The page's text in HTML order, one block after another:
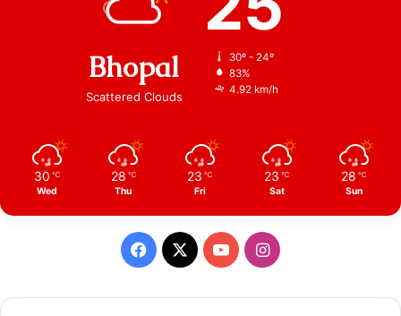
Bhopal
Scattered Clouds
30º - 24º
83%
4.92 km/h
30 ℃
Wed
28 ℃
Thu
23 ℃
Fri
23 ℃
Sat
28 ℃
Sun
Facebook
X YouTubeInstagram